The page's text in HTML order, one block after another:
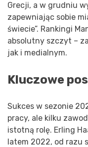
Grecji, a w grudniu
zapewniając sobie
świecie”. Rankingi
absolutny szczyt –
jak i medialnym.
Kluczowe
Sukces w sezonie
pracy, ale kilku
istotną rolę. Erling
latem 2022, od razu